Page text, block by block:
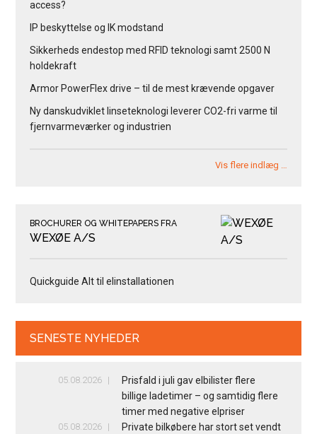
access?
IP beskyttelse og IK modstand
Sikkerheds endestop med RFID teknologi samt 2500 N
holdekraft
Armor PowerFlex drive – til de mest krævende opgaver
Ny danskudviklet linseteknologi leverer CO2-fri varme til
fjernvarmeværker og industrien
Vis flere indlæg …
BROCHURER OG WHITEPAPERS FRA
WEXØE A/S
Quickguide Alt til elinstallationen
SENESTE NYHEDER
05.08.2026
Prisfald i juli gav elbilister flere
billige ladetimer – og samtidig flere
timer med negative elpriser
05.08.2026
Private bilkøbere har stort set vendt